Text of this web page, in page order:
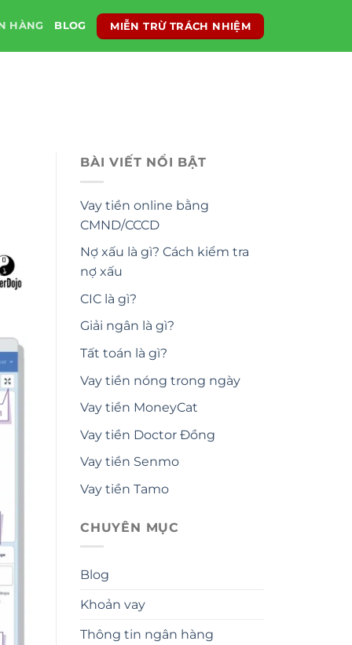
HÀNG BLOG MIỄN TRỪ TRÁCH NHIỆM
BÀI VIẾT NỔI BẬT
Vay tiền online bằng
CMND/CCCD
Nợ xấu là gì? Cách kiểm tra
nợ xấu
CIC là gì?
Giải ngân là gì?
Tất toán là gì?
Vay tiền nóng trong ngày
Vay tiền MoneyCat
Vay tiền Doctor Đồng
Vay tiền Senmo
Vay tiền Tamo
CHUYÊN MỤC
Blog
Khoản vay
Thông tin ngân hàng